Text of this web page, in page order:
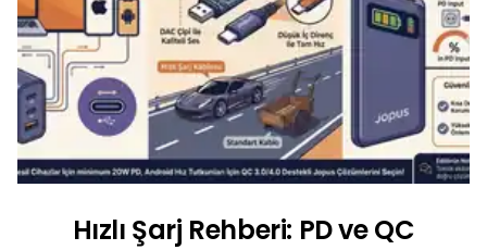
Hızlı Şarj Rehberi: PD ve QC